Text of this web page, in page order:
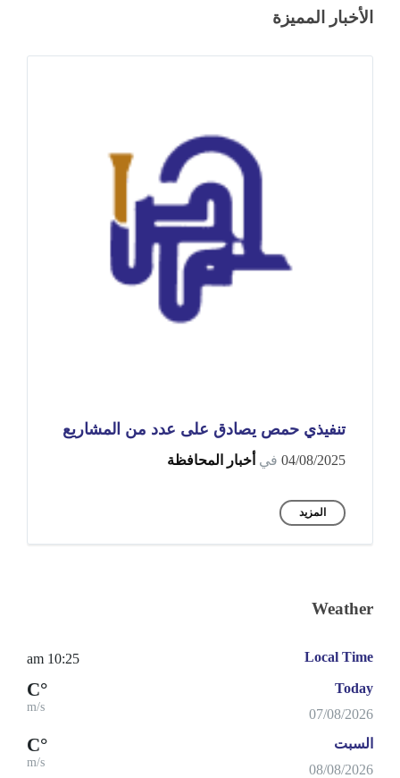
الأخبار المميزة
تنفيذي حمص يصادق على عدد من المشاريع
04/08/2025 في أخبار المحافظة
المزيد
Weather
Local Time
10:25 am
Today
07/08/2026
°C
m/s
السبت
08/08/2026
°C
m/s